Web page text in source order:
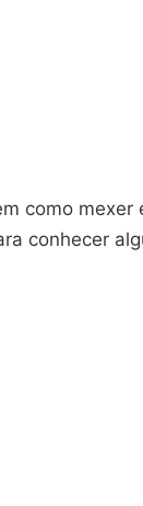
como
conhecer